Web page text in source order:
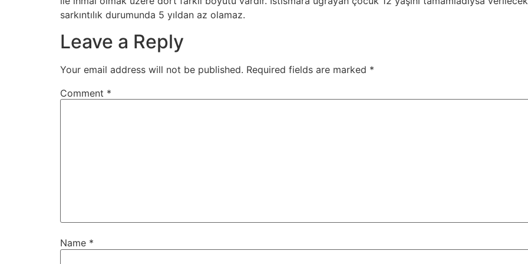
sarkıntılık durumunda 5 yıldan az olamaz.
Leave a Reply
Your email address will not be published. Required fields are marked *
Comment *
Name *